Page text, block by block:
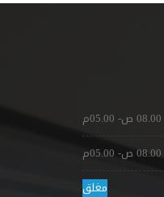
08.00 ص- 05.00م
08.00 ص- 05.00م
مغلق